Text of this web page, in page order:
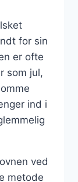
for sin
er ofte
som jul,
ind i
ved
metode